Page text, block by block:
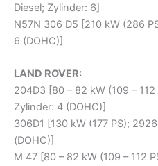
Diesel; Zylinder: 6]
N57N 306 D5 [210 kW (286
6 (DOHC)]
LAND ROVER:
204D3 [80 – 82 kW (109 – 112
Zylinder: 4 (DOHC)]
306D1 [130 kW (177 PS);
(DOHC)]
M 47 [80 – 82 kW (109 – 112